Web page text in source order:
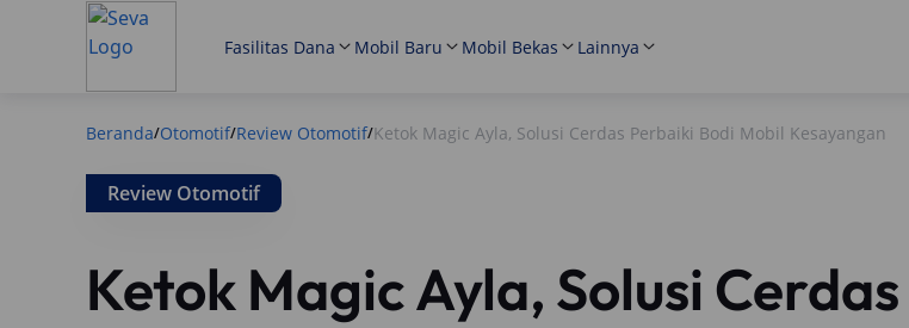
Fasilitas Dana Mobil Baru Mobil Bekas Lainnya
Beranda/Otomotif/Review Otomotif/Ketok Magic Ayla, Solusi Cerdas Perbaiki Bodi Mobil Kesayangan
Review Otomotif
Ketok Magic Ayla, Solusi Cerdas